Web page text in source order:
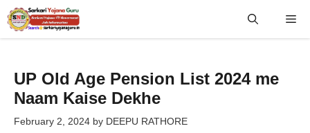
Skip
to
UP Old Age Pension List 2024 me
Naam Kaise Dekhe
February 2, 2024 by DEEPU RATHORE